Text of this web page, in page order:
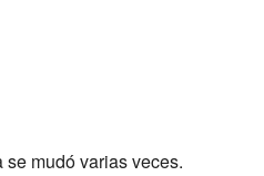
mudó varias veces.